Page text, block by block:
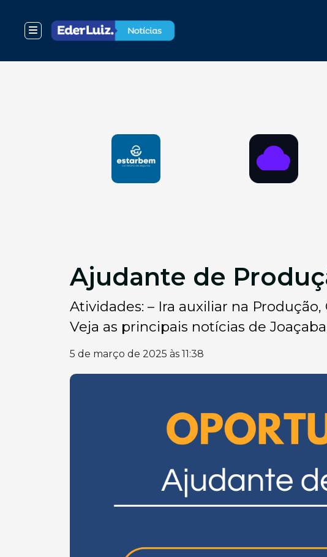
Ajudante de
Atividades: – Ira auxiliar na
Veja as principais notícias de
5 de março de 2025 às 11:38